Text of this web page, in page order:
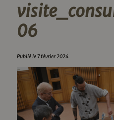
06
Publié le 7 février 2024